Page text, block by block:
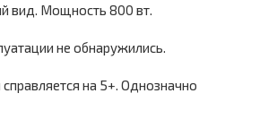
вид. Мощность 800 вт.
не обнаружились.
на 5+. Однозначно